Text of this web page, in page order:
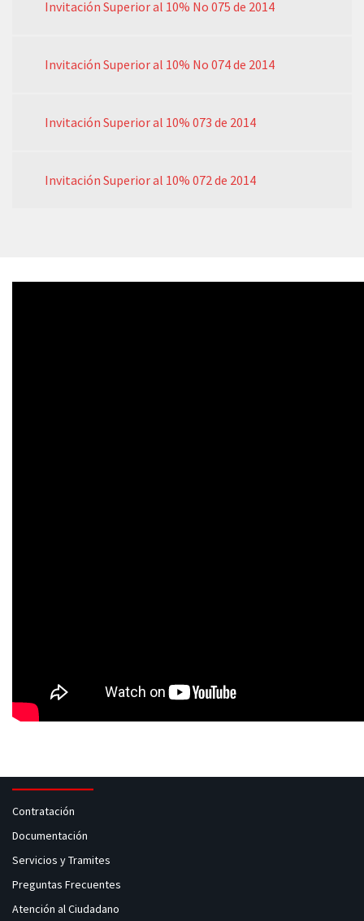
Invitación Superior al 10% No 075 de 2014
Invitación Superior al 10% No 074 de 2014
Invitación Superior al 10% 073 de 2014
Invitación Superior al 10% 072 de 2014
Contratación
Documentación
Servicios y Tramites
Preguntas Frecuentes
Atención al Ciudadano